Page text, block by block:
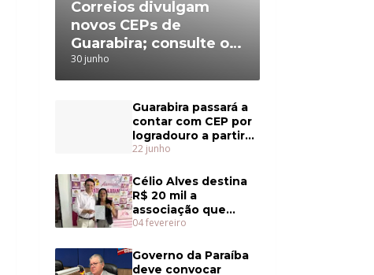
Correios divulgam
novos CEPs de
Guarabira; consulte o
da sua rua
30 junho
Guarabira passará a
contar com CEP por
logradouro a partir
de julho
22 junho
Célio Alves destina
R$ 20 mil a
associação que
cuida de mulheres
04 fevereiro
Governo da Paraíba
deve convocar